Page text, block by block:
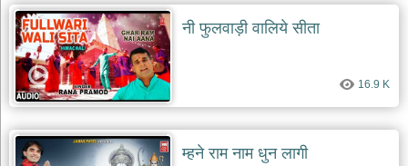
नी फुलवाड़ी वालिये सीता
16.9 K
म्हने राम नाम धुन लागी